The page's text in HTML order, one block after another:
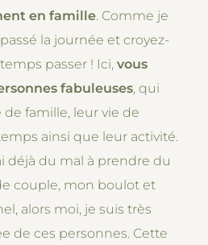
en famille. Comme je
passé la journée et croyez-
passer ! Ici, vous
fabuleuses, qui
de famille, leur vie de
ainsi que leur activité.
déjà du mal à prendre du
couple, mon boulot et
alors moi, je suis très
de ces personnes. Cette